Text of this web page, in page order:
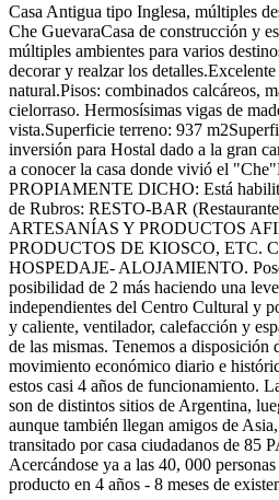
Casa Antigua tipo Inglesa, múltiples
Che GuevaraCasa de construcción y
múltiples ambientes para varios
decorar y realzar los
natural.Pisos: combinados calcáreos,
cielorraso. Hermosísimas vigas de
vista.Superficie terreno: 937
inversión para Hostal dado a la gran
a conocer la casa donde vivió el
PROPIAMENTE DICHO: Está
de Rubros: RESTO-BAR
ARTESANÍAS Y PRODUCTOS
PRODUCTOS DE KIOSCO, ETC.
HOSPEDAJE- ALOJAMIENTO.
posibilidad de 2 más haciendo una
independientes del Centro Cultural y
y caliente, ventilador, calefacción y
de las mismas. Tenemos a disposición
movimiento económico diario e
estos casi 4 años de funcionamiento.
son de distintos sitios de Argentina,
aunque también llegan amigos de
transitado por casa ciudadanos de 85
Acercándose ya a las 40, 000
producto en 4 años - 8 meses de